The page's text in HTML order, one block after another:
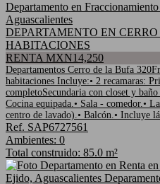
Departamento en
Aguascalientes
DEPARTAMENTO EN
HABITACIONES
RENTA MXN14,250
Departamentos Cerro de la Bufa
habitaciones Incluye:• 2 recamaras:
completoSecundaria con closet y
Cocina equipada.• Sala - comedor.•
centro de lavado).• Balcón.• Incluye
Ref. SAP6727561
Ambientes: 0
Total construido: 85.0 m²